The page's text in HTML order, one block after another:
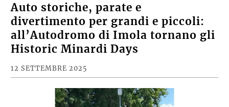
Auto storiche, parate e
divertimento per grandi e piccoli:
all’Autodromo di Imola tornano gli
Historic Minardi Days
12 SETTEMBRE 2025